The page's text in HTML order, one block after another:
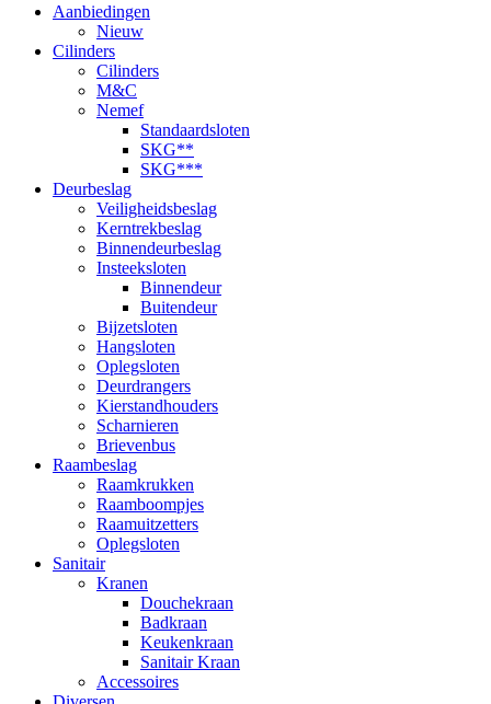
Aanbiedingen
Nieuw
Cilinders
Cilinders
M&C
Nemef
Standaardsloten
SKG**
SKG***
Deurbeslag
Veiligheidsbeslag
Kerntrekbeslag
Binnendeurbeslag
Insteeksloten
Binnendeur
Buitendeur
Bijzetsloten
Hangsloten
Oplegsloten
Deurdrangers
Kierstandhouders
Scharnieren
Brievenbus
Raambeslag
Raamkrukken
Raamboompjes
Raamuitzetters
Oplegsloten
Sanitair
Kranen
Douchekraan
Badkraan
Keukenkraan
Sanitair Kraan
Accessoires